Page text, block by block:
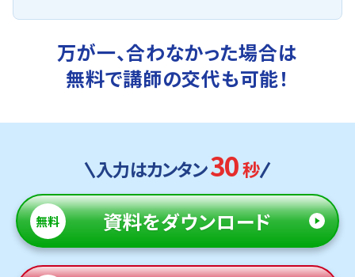
万が一、合わなかった場合は
無料で講師の交代も可能！
入力はカンタン30秒
無料 資料をダウンロード